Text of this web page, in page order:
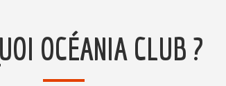
OCÉANIA CLUB ?